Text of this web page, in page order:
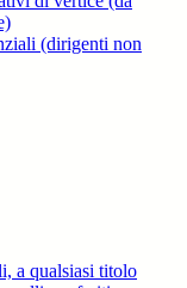
(dirigenti non
a qualsiasi titolo